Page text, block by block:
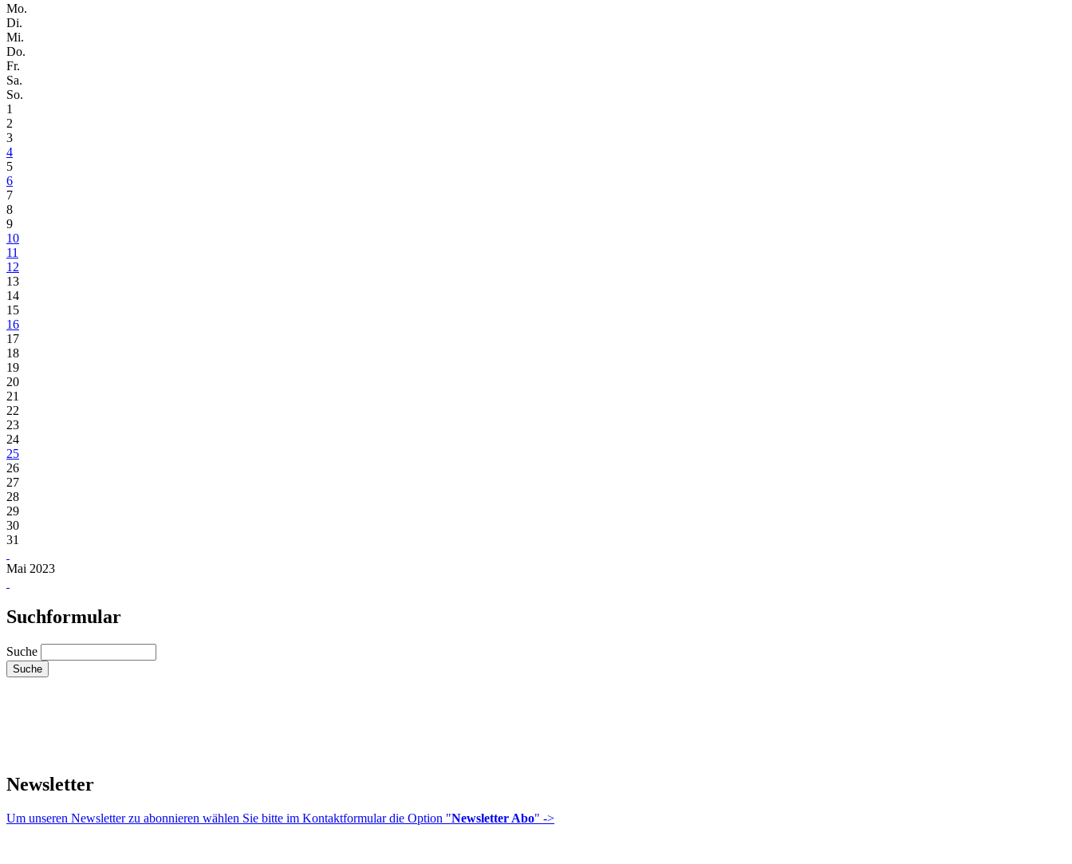
Mo.
Di.
Mi.
Do.
Fr.
Sa.
So.
1
2
3
4
5
6
7
8
9
10
11
12
13
14
15
16
17
18
19
20
21
22
23
24
25
26
27
28
29
30
31
Mai 2023
Suchformular
Suche
Newsletter
Um unseren Newsletter zu abonnieren wählen Sie bitte im Kontaktformular die Option "Newsletter Abo" ->